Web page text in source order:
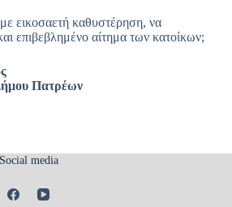
εικοσαετή καθυστέρηση, να
επιβεβλημένο αίτημα των κατοίκων;
Πατρέων
Social media